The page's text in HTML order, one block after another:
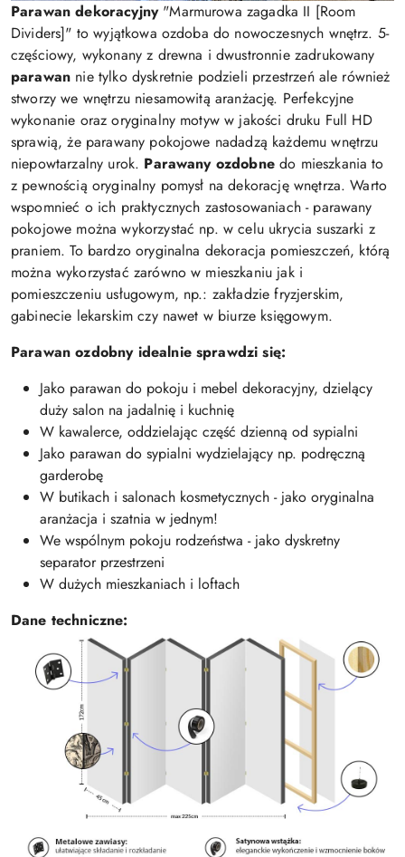
Parawan dekoracyjny"Marmurowa zagadka II [Room
Dividers]" to wyjątkowa ozdoba do nowoczesnych wnętrz. 5-
częściowy, wykonany z drewna i dwustronnie zadrukowany
parawan nie tylko dyskretnie podzieli przestrzeń ale również
stworzy we wnętrzu niesamowitą aranżację. Perfekcyjne
wykonanie oraz oryginalny motyw w jakości druku Full HD
sprawią, że parawany pokojowe nadadzą każdemu wnętrzu
niepowtarzalny urok. Parawany ozdobnedo mieszkania to
z pewnością oryginalny pomysł na dekorację wnętrza. Warto
wspomnieć o ich praktycznych zastosowaniach - parawany
pokojowe można wykorzystać np. w celu ukrycia suszarki z
praniem. To bardzo oryginalna dekoracja pomieszczeń, którą
można wykorzystać zarówno w mieszkaniu jak i
pomieszczeniu usługowym, np.: zakładzie fryzjerskim,
gabinecie lekarskim czy nawet w biurze księgowym.
Parawan ozdobny idealnie sprawdzi się:
Jako parawan do pokoju i mebel dekoracyjny, dzielący
duży salon na jadalnię i kuchnię
W kawalerce, oddzielając część dzienną od sypialni
Jako parawan do sypialni wydzielający np. podręczną
garderobę
W butikach i salonach kosmetycznych - jako oryginalna
aranżacja i szatnia w jednym!
We wspólnym pokoju rodzeństwa - jako dyskretny
separator przestrzeni
W dużych mieszkaniach i loftach
Dane techniczne: